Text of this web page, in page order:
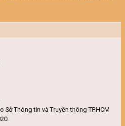
Sở Thông tin và Truyền thông TP.HCM